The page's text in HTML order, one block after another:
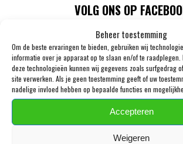
Beheer toestemming
Om de beste ervaringen te bieden, gebruiken wij
informatie over je apparaat op te slaan en/of te raadplegen.
deze technologieën kunnen wij gegevens zoals surfgedrag
site verwerken. Als je geen toestemming geeft of uw
nadelige invloed hebben op bepaalde functies en
Accepteren
Weigeren
VOLG ONS OP